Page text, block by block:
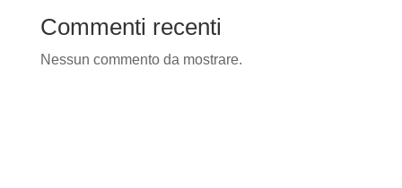
Commenti recenti
Nessun commento da mostrare.